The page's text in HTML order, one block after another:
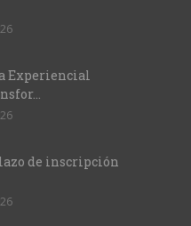
Experiencial
de inscripción